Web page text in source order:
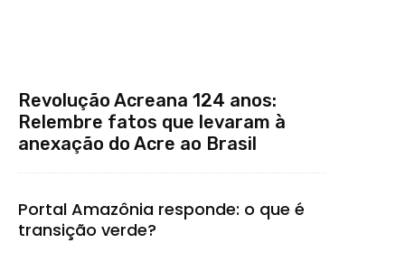
Revolução Acreana 124 anos:
Relembre fatos que levaram à
anexação do Acre ao Brasil
Portal Amazônia responde: o que é
transição verde?